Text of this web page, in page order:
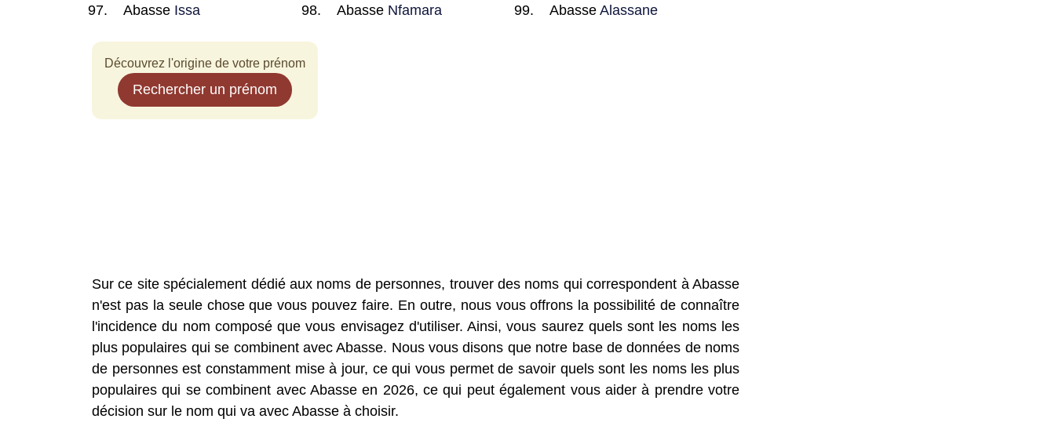
Abasse Issa Abasse Nfamara AbasseAlassane
Découvrez l'origine de votre prénom
Rechercher un prénom
Sur ce site spécialement dédié aux noms de personnes, trouver des noms qui correspondent à Abasse
n'est pas la seule chose que vous pouvez faire. En outre, nous vous offrons la possibilité de connaître
l'incidence du nom composé que vous envisagez d'utiliser. Ainsi, vous saurez quels sont les noms les
plus populaires qui se combinent avec Abasse. Nous vous disons que notre base de données de noms
de personnes est constamment mise à jour, ce qui vous permet de savoir quels sont les noms les plus
populaires qui se combinent avec Abasse en 2026, ce qui peut également vous aider à prendre votre
décision sur le nom qui va avec Abasse à choisir.